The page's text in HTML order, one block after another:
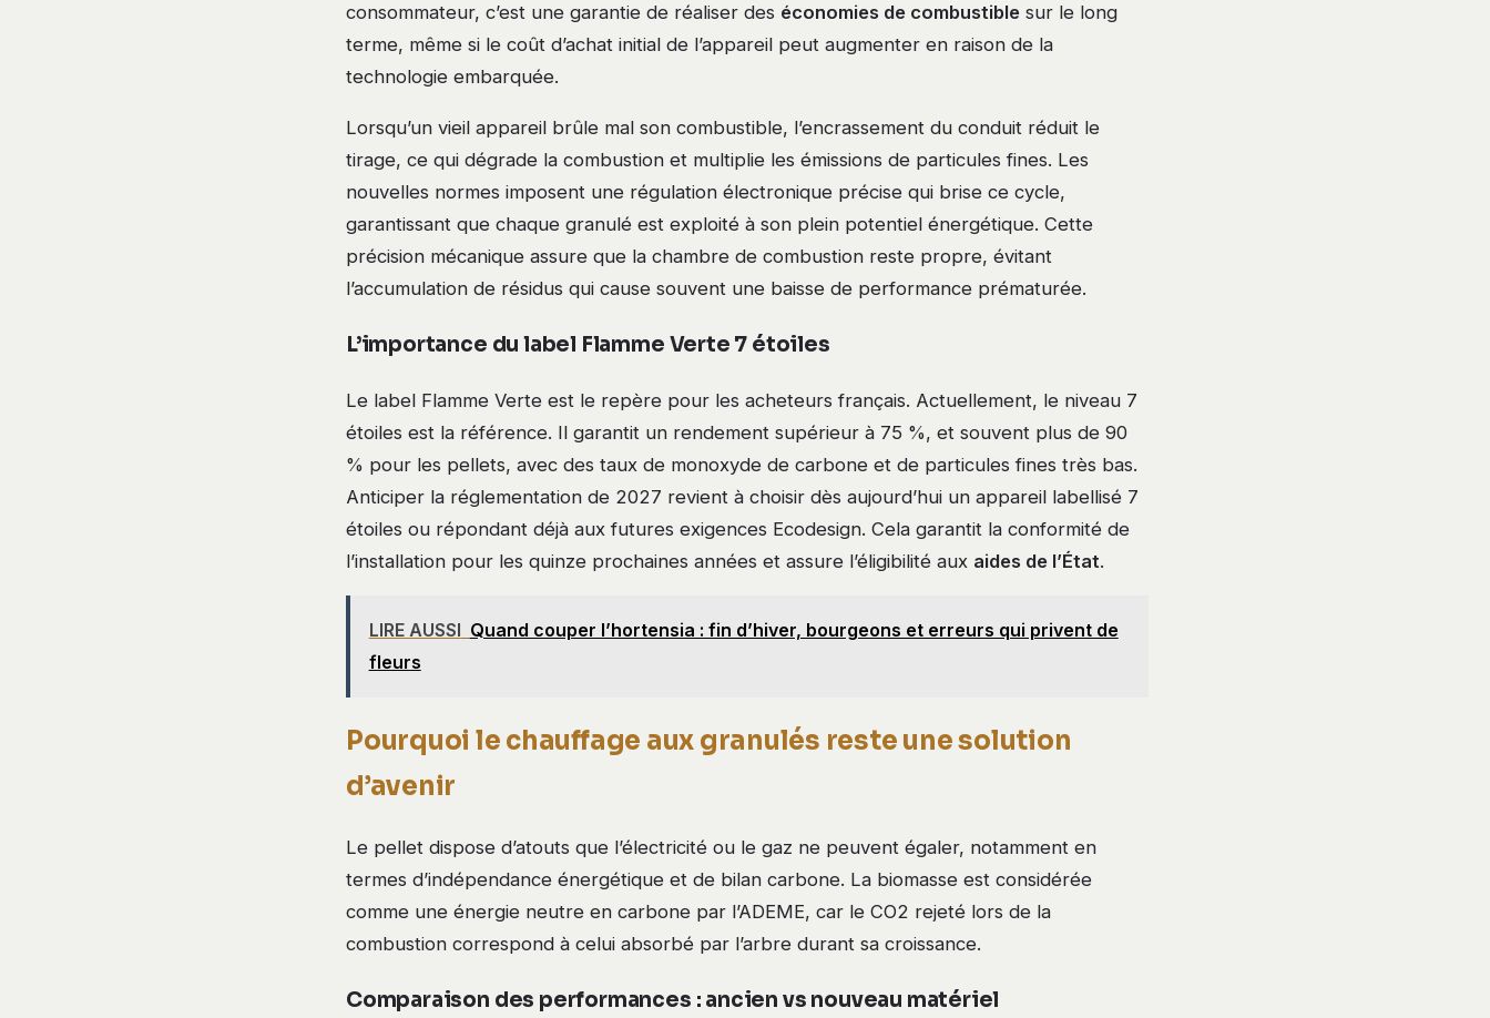
consommateur, c’est une garantie de réaliser des économies de combustible sur le long
terme, même si le coût d’achat initial de l’appareil peut augmenter en raison de la
technologie embarquée.
Lorsqu’un vieil appareil brûle mal son combustible, l’encrassement du conduit réduit le
tirage, ce qui dégrade la combustion et multiplie les émissions de particules fines. Les
nouvelles normes imposent une régulation électronique précise qui brise ce cycle,
garantissant que chaque granulé est exploité à son plein potentiel énergétique. Cette
précision mécanique assure que la chambre de combustion reste propre, évitant
l’accumulation de résidus qui cause souvent une baisse de performance prématurée.
L’importance du label Flamme Verte 7 étoiles
Le label Flamme Verte est le repère pour les acheteurs français. Actuellement, le niveau 7
étoiles est la référence. Il garantit un rendement supérieur à 75 %, et souvent plus de 90
% pour les pellets, avec des taux de monoxyde de carbone et de particules fines très bas.
Anticiper la réglementation de 2027 revient à choisir dès aujourd’hui un appareil labellisé 7
étoiles ou répondant déjà aux futures exigences Ecodesign. Cela garantit la conformité de
l’installation pour les quinze prochaines années et assure l’éligibilité aux aides de l’État.
LIRE AUSSI Quand couper l’hortensia : fin d’hiver, bourgeons et erreurs qui privent de
fleurs
Pourquoi le chauffage aux granulés reste une solution
d’avenir
Le pellet dispose d’atouts que l’électricité ou le gaz ne peuvent égaler, notamment en
termes d’indépendance énergétique et de bilan carbone. La biomasse est considérée
comme une énergie neutre en carbone par l’ADEME, car le CO2 rejeté lors de la
combustion correspond à celui absorbé par l’arbre durant sa croissance.
Comparaison des performances : ancien vs nouveau matériel